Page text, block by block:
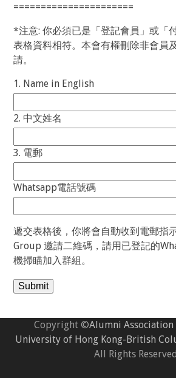
======================
*注意: 你必須已是「登記會員」或「
表格資料相符。本會有權刪除非會員
請。
1. Name in English
2. 中文姓名
3. 電郵
Whatsapp電話號碼
遞交表格後，你將會自動收到電郵指
Group 邀請二維碼，請用已登記的
機掃瞄加入群組。
Copyright ©Alumni Association
University of Hong Kong-British
All Rights Reserved